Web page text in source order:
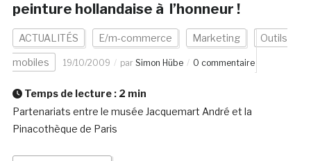
peinture hollandaise à l’honneur !
ACTUALITÉS E/m-commerce Marketing Outils
mobiles 19/10/2009 par Simon Hübe 0 commentaire
Temps de lecture : 2 min
Partenariats entre le musée Jacquemart André et la
Pinacothèque de Paris